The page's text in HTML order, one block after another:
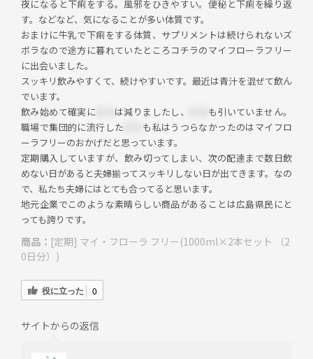
夜になると下痢をする。風邪をひきやすい。便秘と下痢を繰り返
す。などなど、気になることが多い体質です。
おまけに牛乳で下痢をする体質、サプリメントは続けられないズ
ボラなので途方に暮れていたところコチラのマイフローラフリー
に出会いました。
スッキリ飲みやすくて、続けやすいです。最近は青汁を混ぜて飲ん
でいます。
飲み始めて確実に
は減りましたし、
も引いていません。
職場で集団的に流行した
も私はうつらなかったのはマイフロ
ーラフリーのおかげだと思っています。
定期購入していますが、飲み切ってしまい、次の配達まで数日飲
めない日があると夫婦揃ってスッキリしない日が出てきます。なの
で、私たち夫婦にはとても合ってると思います。
地元企業でこのような素晴らしい商品があることは広島県民にと
っても誇りです。
商品： [定期] マイ・フローラ フリー(1000ml×2本セット （2
0日分）)
役に立った 0
サイトからの返信